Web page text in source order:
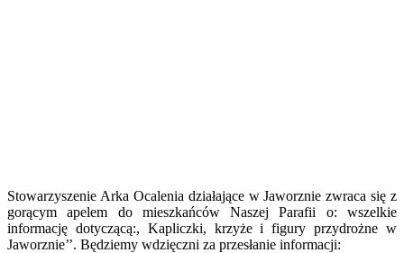
Stowarzyszenie Arka Ocalenia działające w Jaworznie zwraca się z
gorącym apelem do mieszkańców Naszej Parafii o: wszelkie
informację dotyczącą:, Kapliczki, krzyże i figury przydrożne w
Jaworznie’’. Będziemy wdzięczni za przesłanie informacji: